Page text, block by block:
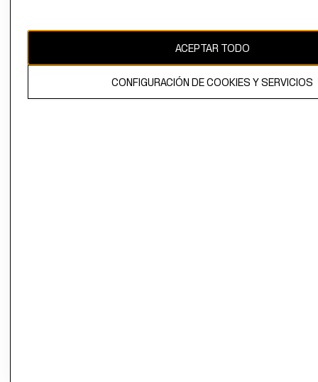
El contenido de esta página web está protegido por copyright y es
propiedad de H&M Hennes & Mauritz AB.
ACEPTAR TODO
CONFIGURACIÓN DE COOKIES Y SERVICIOS